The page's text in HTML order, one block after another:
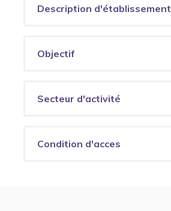
Description d'établissement
Objectif
Secteur d'activité
Condition d'acces